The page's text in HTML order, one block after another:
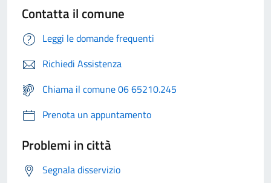
Contatta il comune
Leggi le domande frequenti
Richiedi Assistenza
Chiama il comune 06 65210.245
Prenota un appuntamento
Problemi in città
Segnala disservizio